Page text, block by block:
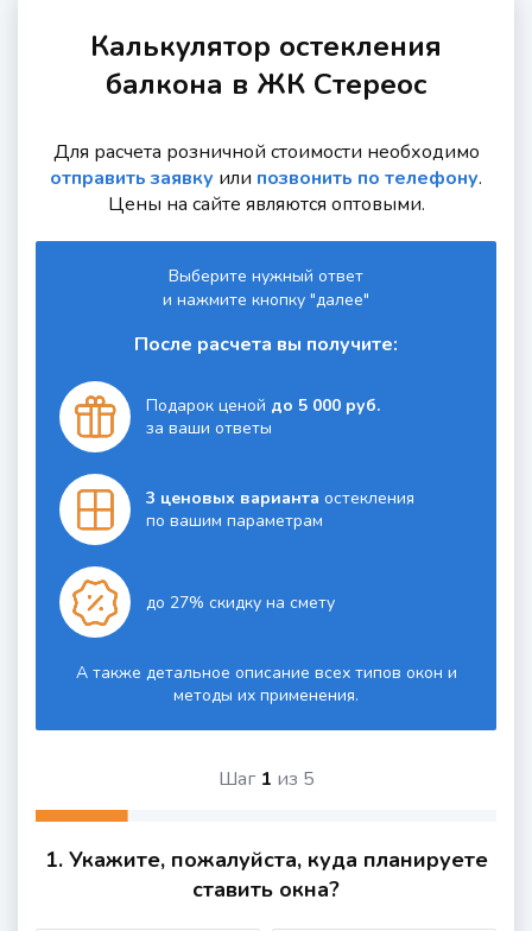
Калькулятор остекления
балкона в ЖК Стереос
Для расчета розничной стоимости необходимо
отправить заявку или позвонить по телефону.
Цены на сайте являются оптовыми.
Выберите нужный ответ
и нажмите кнопку "далее"
После расчета вы получите:
Подарок ценой до 5 000 руб.
за ваши ответы
3 ценовых вариантаостекления
по вашим параметрам
до 27% скидку на смету
А также детальное описание всех типов окон и
методы их применения.
Шаг 1 из 5
1. Укажите, пожалуйста, куда планируете
ставить окна?